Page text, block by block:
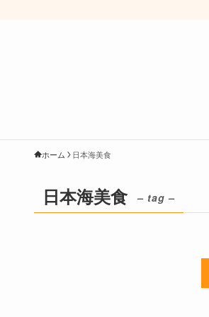
ホーム 日本海美食
日本海美食 – tag –